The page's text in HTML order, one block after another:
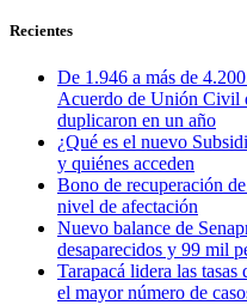
Recientes
De 1.946 a más de
Acuerdo de Unión Civil
duplicaron en un año
¿Qué es el nuevo
y quiénes acceden
Bono de recuperación
nivel de afectación
Nuevo balance de
desaparecidos y 99 mil
Tarapacá lidera las
el mayor número de